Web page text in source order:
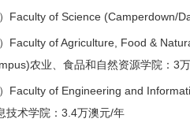
Faculty of Science (Camperdown/
Faculty of Agriculture, Food &
农业、食品和自然资源学院：3
Faculty of Engineering and
技术学院：3.4万澳元/年